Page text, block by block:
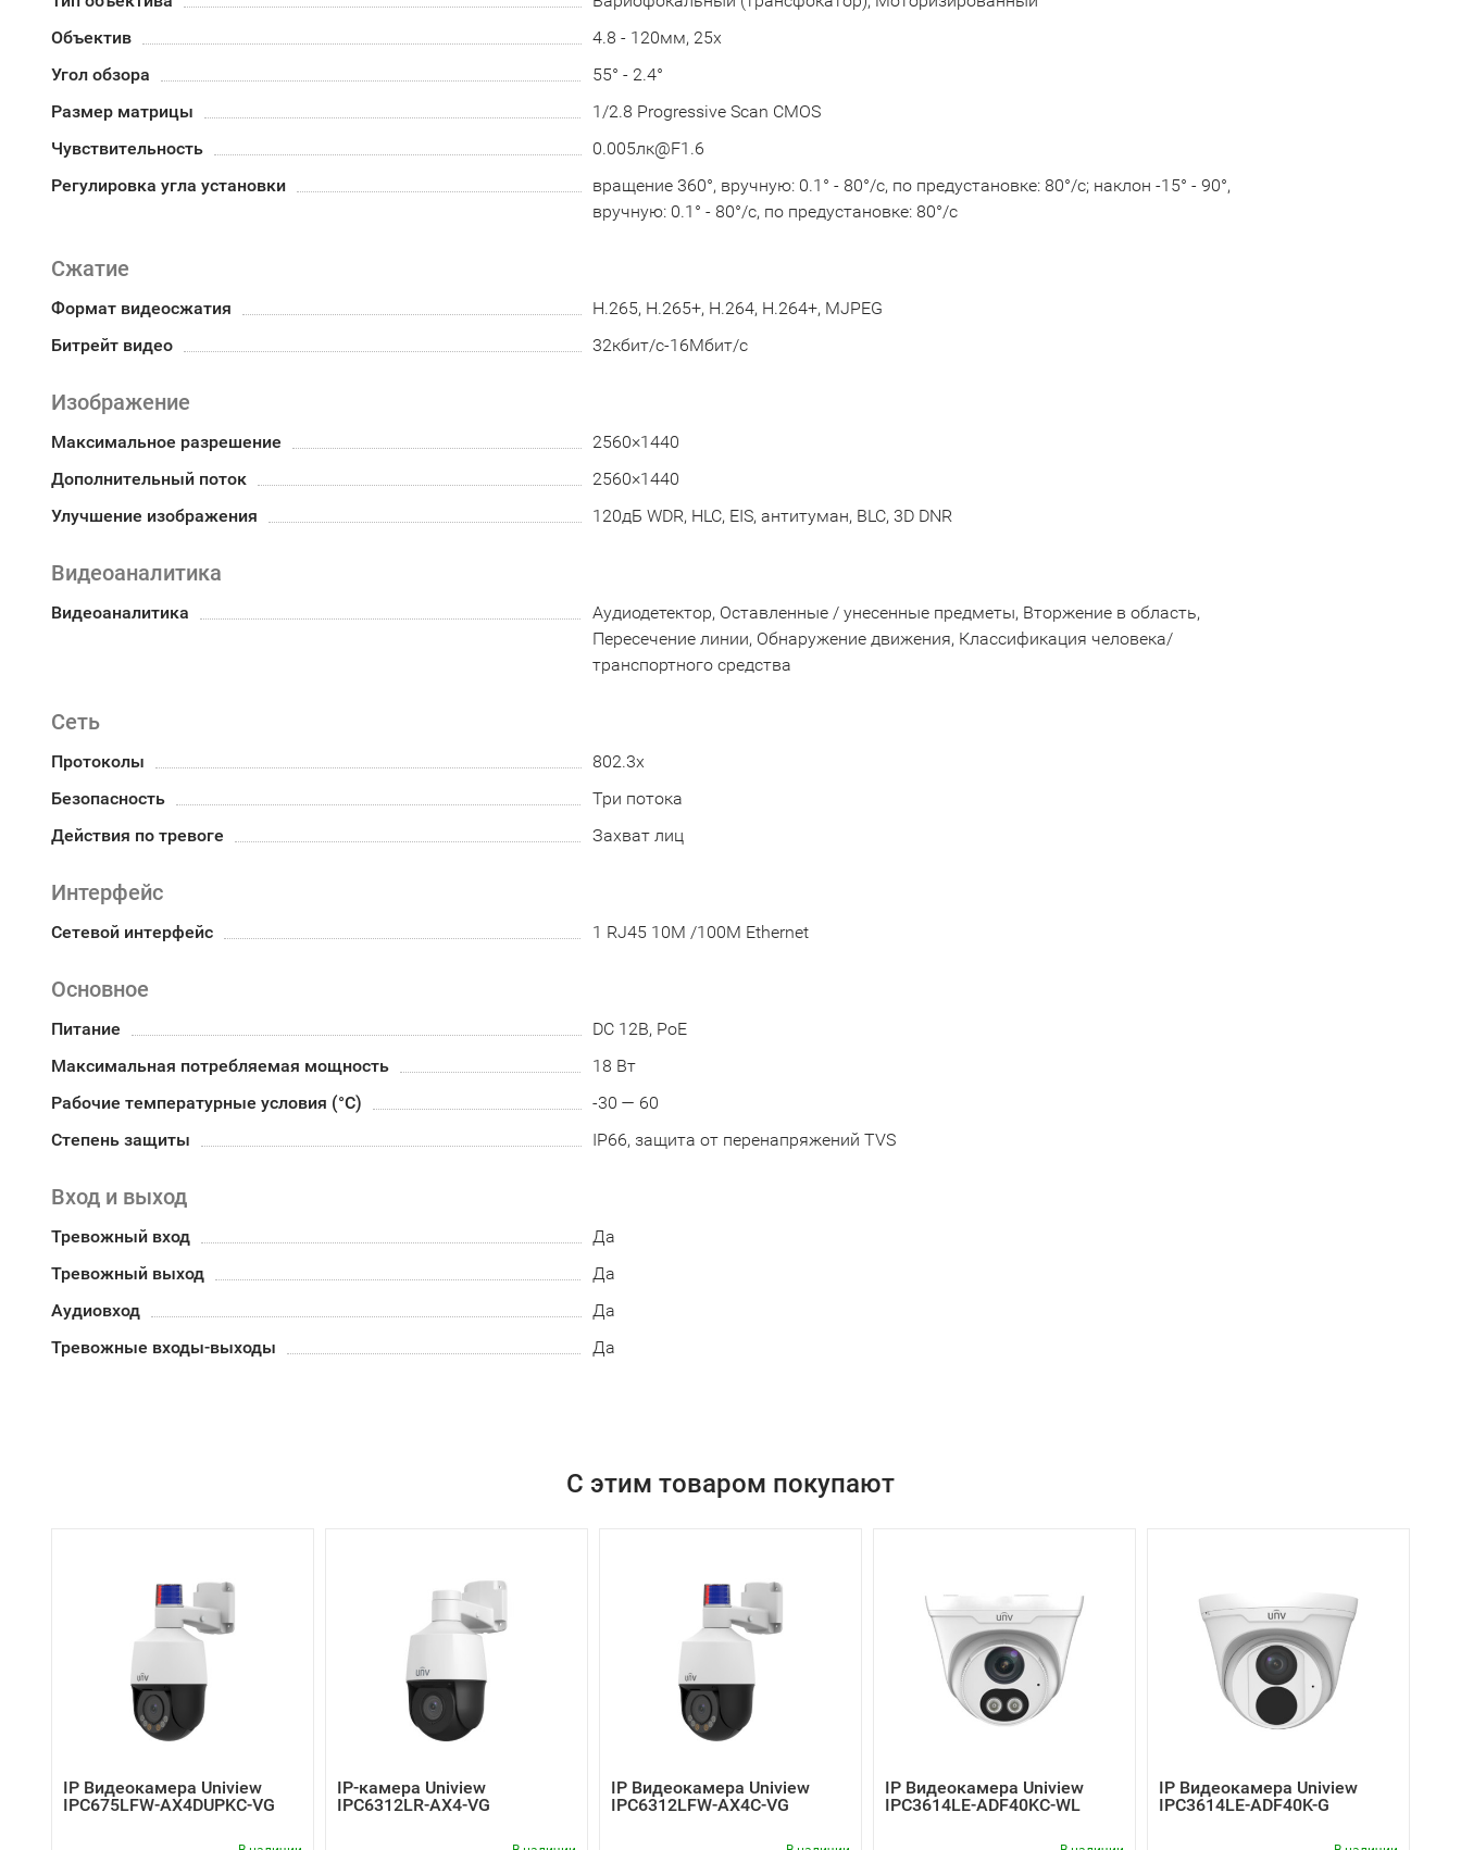
Объектив
4.8 - 120мм, 25x
Угол обзора
55° - 2.4°
Размер матрицы
1/2.8 Progressive Scan CMOS
Чувствительность
0.005лк@F1.6
Регулировка угла установки
вращение 360°, вручную: 0.1° - 80°/с, по предустановке: 80°/с; наклон -15° - 90°,
вручную: 0.1° - 80°/с, по предустановке: 80°/с
Сжатие
Формат видеосжатия
H.265, H.265+, H.264, H.264+, MJPEG
Битрейт видео
32кбит/с-16Мбит/с
Изображение
Максимальное разрешение
2560×1440
Дополнительный поток
2560×1440
Улучшение изображения
120дБ WDR, HLC, EIS, антитуман, BLC, 3D DNR
Видеоаналитика
Видеоаналитика
Аудиодетектор, Оставленные / унесенные предметы, Вторжение в область,
Пересечение линии, Обнаружение движения, Классификация человека/
транспортного средства
Сеть
Протоколы
802.3x
Безопасность
Три потока
Действия по тревоге
Захват лиц
Интерфейс
Сетевой интерфейс 1 RJ45 10M /100M Ethernet
Основное
Питание
DC 12В, PoE
Максимальная потребляемая мощность
18 Вт
Рабочие температурные условия (°С)
-30 — 60
Степень защиты
IP66, защита от перенапряжений TVS
Вход и выход
Тревожный вход
Да
Тревожный выход
Да
Аудиовход
Да
Тревожные входы-выходы
Да
С этим товаром покупают
IP Видеокамера Uniview
IPC675LFW-AX4DUPKC-VG
IP-камера Uniview
IPC6312LR-AX4-VG
IP Видеокамера Uniview
IPC6312LFW-AX4C-VG
IP Видеокамера Uniview
IPC3614LE-ADF40KC-WL
IP Видеокамера Uniview
IPC3614LE-ADF40K-G